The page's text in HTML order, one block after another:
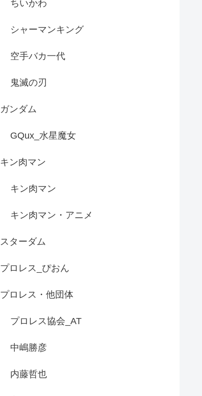
ちいかわ
シャーマンキング
空手バカ一代
鬼滅の刃
ガンダム
GQux_水星魔女
キン肉マン
キン肉マン
キン肉マン・アニメ
スターダム
プロレス_ぴおん
プロレス・他団体
プロレス協会_AT
中嶋勝彦
内藤哲也